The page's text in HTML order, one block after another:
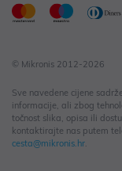
© Mikronis 2012-2026
Sve navedene cijene
informacije, ali zbog
točnost slika, opisa ili
kontaktirajte nas putem
cesta@mikronis.hr.